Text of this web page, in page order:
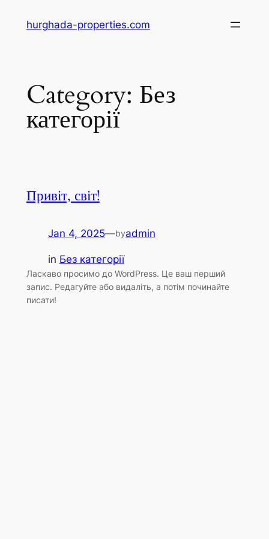
hurghada-properties.com
Category: Без
категорії
Привіт, світ!
Jan 4, 2025—byadmin
in Без категорії
Ласкаво просимо до WordPress. Це ваш перший
запис. Редагуйте або видаліть, а потім починайте
писати!